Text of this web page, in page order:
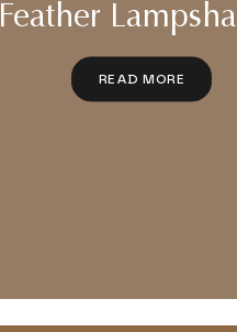
Feather
READ MORE